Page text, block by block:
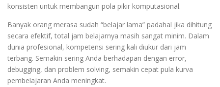
konsisten untuk membangun pola pikir komputasional.
Banyak orang merasa sudah “belajar lama” padahal jika dihitung
secara efektif, total jam belajarnya masih sangat minim. Dalam
dunia profesional, kompetensi sering kali diukur dari jam
terbang. Semakin sering Anda berhadapan dengan error,
debugging, dan problem solving, semakin cepat pula kurva
pembelajaran Anda meningkat.